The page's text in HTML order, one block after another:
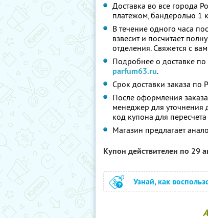
Доставка во все города
платежом, бандеролью 1
В течение одного часа
взвесит и посчитает
отделения. Свяжется с
Подробнее о доставке
parfum63.ru.
Срок доставки заказа по
После оформления
менеджер для уточнения
код купона для
Магазин предлагает
Купон действителен по 29
Узнай, как